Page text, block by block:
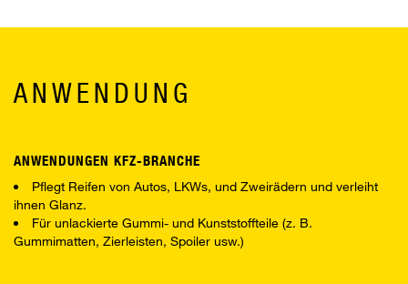
ANWENDUNG
ANWENDUNGEN KFZ-BRANCHE
Pflegt Reifen von Autos, LKWs, und Zweirädern und verleiht
ihnen Glanz.
Für unlackierte Gummi- und Kunststoffteile (z. B.
Gummimatten, Zierleisten, Spoiler usw.)